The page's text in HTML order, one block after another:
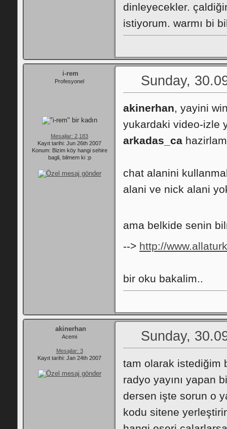
dinleyecekler.
istiyorum. warmı bi
i-rem
Profesyonel
Mesajlar: 2,183
Kayıt tarihi: Jun 26th 2007
Konum: Bizim köy hangi sehire
bagli, bilmem ki :p
Sunday,
akinerhan, yayini
yukardaki video-izle
arkadas_ca
chat alanini
alani ve nick alani
ama belkide senin
--> http://
bir oku bakalim..
akinerhan
Acemi
Mesajlar: 3
Kayıt tarihi: Jan 24th 2007
Sunday,
tam olarak istediğim
radyo yayını yapan
dersen işte sorun o
kodu sitene